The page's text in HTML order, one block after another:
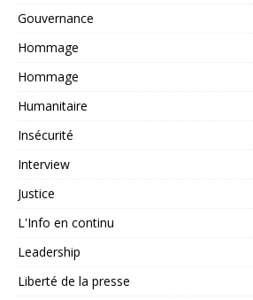
Gouvernance
Hommage
Hommage
Humanitaire
Insécurité
Interview
Justice
L'Info en continu
Leadership
Liberté de la presse